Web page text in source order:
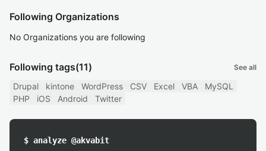
Following Organizations
No Organizations you are following
Following tags(11) See all
Drupal kintone WordPress CSV Excel VBA
MySQL
PHP
iOS Android Twitter
$ analyze @akvabit